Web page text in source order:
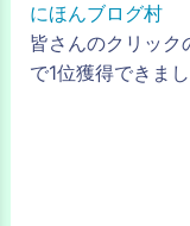
にほんブログ村
皆さんのクリック
で1位獲得できま